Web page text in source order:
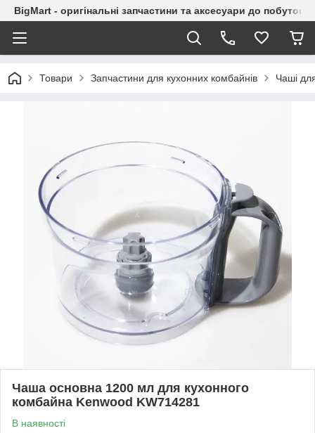
BigMart - оригінальні запчастини та аксесуари до побутової
Товари Запчастини для кухонних комбайнів Чаші
Чаша основна 1200 мл для кухонного
комбайна Kenwood KW714281
В наявності